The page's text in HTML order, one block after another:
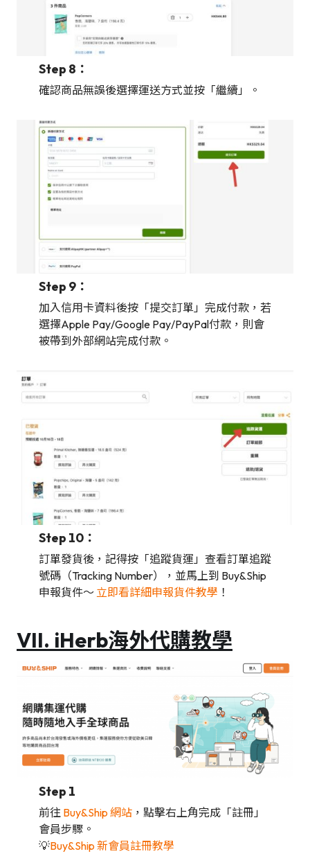
Step 8：
確認商品無誤後選擇運送方式並按「繼續」。
Step 9：
加入信用卡資料後按「提交訂單」完成付款，若
選擇Apple Pay/Google Pay/PayPal付款，則會
被帶到外部網站完成付款。
Step 10：
訂單發貨後，記得按「追蹤貨運」查看訂單追蹤
號碼（Tracking Number），並馬上到 Buy&Ship
申報貨件～ 立即看詳細申報貨件教學 ！
VII. iHerb海外代購教學
Step 1
前往 Buy&Ship 網站 ，點擊右上角完成「註冊」
會員步驟。
💡Buy&Ship 新會員註冊教學